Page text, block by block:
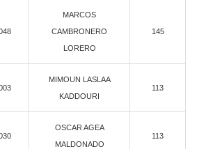
MARCOS
CAMBRONERO
LORERO
145
MIMOUN LASLAA
KADDOURI
113
OSCAR AGEA
MALDONADO
113